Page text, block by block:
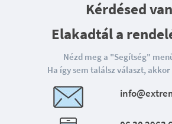
Kérdésed
Elakadtál a
Nézd meg a "Segítség"
Ha így sem találsz választ,